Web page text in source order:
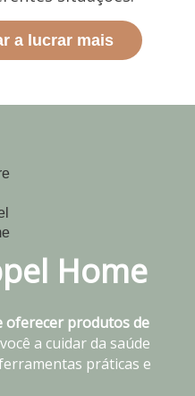
a lucrar mais
Home
oferecer produtos de
a cuidar da saúde
práticas e